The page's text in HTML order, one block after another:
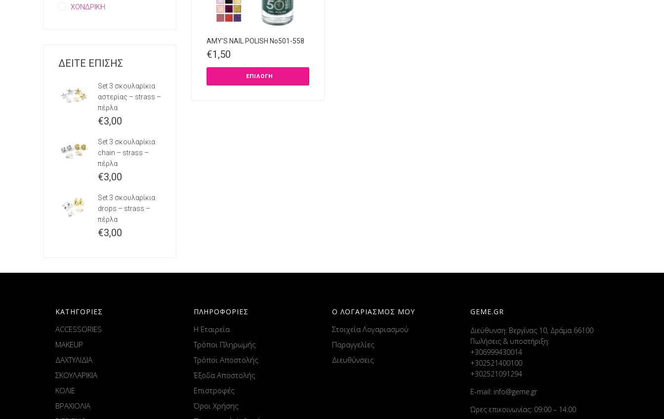
AMY’S NAIL POLISH Νο501-558
€1,50
ΕΠΙΛΟΓΉ
ΧΟΝΔΡΙΚΗ
ΔΕΙΤΕ ΕΠΙΣΗΣ
Set 3 σκουλαρίκια
αστερίας – strass –
πέρλα
€3,00
Set 3 σκουλαρίκια
chain – strass –
πέρλα
€3,00
Set 3 σκουλαρίκια
drops – strass –
πέρλα
€3,00
ΚΑΤΗΓΟΡΙΕΣ
ACCESSORIES
MAKEUP
ΔΑΧΤΥΛΙΔΙΑ
ΣΚΟΥΛΑΡΙΚΙΑ
ΚΟΛΙΕ
ΒΡΑΧΙΟΛΙΑ
ΠΛΗΡΟΦΟΡΙΕΣ
Η Εταιρεία
Τρόποι Πληρωμής
Τρόποι Αποστολής
Έξοδα Αποστολής
Επιστροφές
Όροι Χρήσης
Ο ΛΟΓΑΡΙΑΣΜΟΣ ΜΟΥ
Στοιχεία Λογαριασμού
Παραγγελίες
Διευθύνσεις
GEME.GR
Διεύθυνση: Βεργίνας 10, Δράμα 66100
Πωλήσεις & υποστήριξη:
+306999430014
+302521400100
+302521091294
E-mail: info@geme.gr
Ώρες επικοινωνίας: 09:00 – 14:00